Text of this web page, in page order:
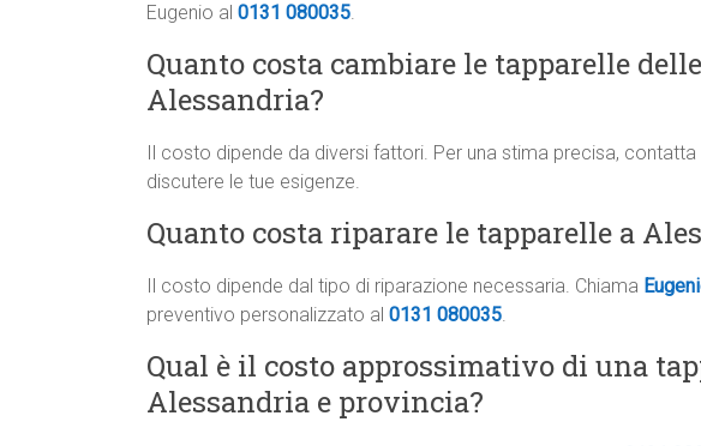
Eugenio al 0131 080035.
Quanto costa cambiare le tapparelle
Alessandria?
Il costo dipende da diversi fattori. Per una stima precisa, contatta
discutere le tue esigenze.
Quanto costa riparare le tapparelle a
Il costo dipende dal tipo di riparazione necessaria. Chiama
preventivo personalizzato al 0131 080035.
Qual è il costo approssimativo di una
Alessandria e provincia?